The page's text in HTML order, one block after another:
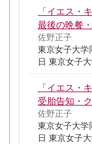
「イエス・
最後の晩餐
佐野正子
東京女子大
日 東京女子
「イエス・
受胎告知・
佐野正子
東京女子大学
日 東京女子